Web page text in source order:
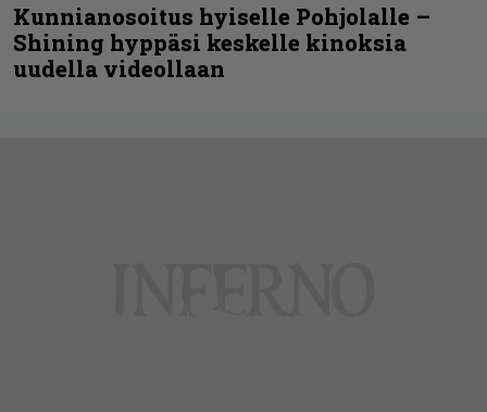
Kunnianosoitus hyiselle Pohjolalle –
Shining hyppäsi keskelle kinoksia
uudella videollaan